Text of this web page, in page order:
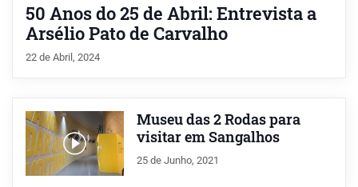
50 Anos do 25 de Abril: Entrevista a
Arsélio Pato de Carvalho
22 de Abril, 2024
Museu das 2 Rodas para
visitar em Sangalhos
25 de Junho, 2021